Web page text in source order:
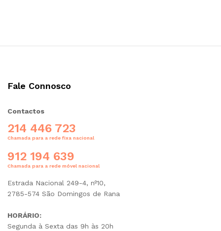
Fale Connosco
Contactos
214 446 723
Chamada para a rede fixa nacional
912 194 639
Chamada para a rede móvel nacional
Estrada Nacional 249-4, nº10,
2785-574 São Domingos de Rana
HORÁRIO:
Segunda à Sexta das 9h às 20h